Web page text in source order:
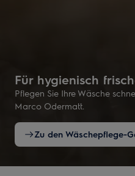
Für hygienisch
Pflegen Sie Ihre Wäsche
Marco Odermatt.
Zu den Wäschepflege-